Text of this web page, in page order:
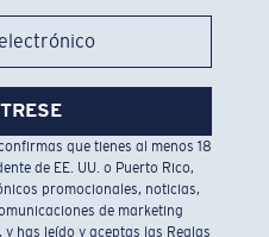
que tienes al menos 18
de EE. UU. o Puerto Rico,
promocionales, noticias,
de marketing
y has leído y aceptas las Reglas